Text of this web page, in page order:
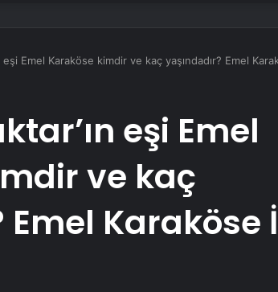
eşi Emel Karaköse kimdir ve kaç yaşındadır? Emel
eşi Emel
ve kaç
Emel Karaköse